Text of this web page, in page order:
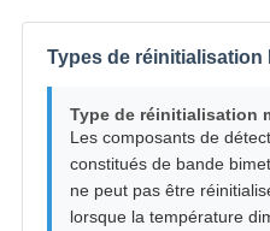
Types de réinitialisation
Type de réinitialisation
Les composants de
constitués de bande
ne peut pas être
lorsque la température